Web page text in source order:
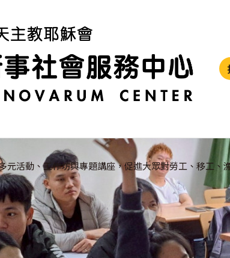
元活動、工作坊與專題講座，促進大眾對勞工、移工